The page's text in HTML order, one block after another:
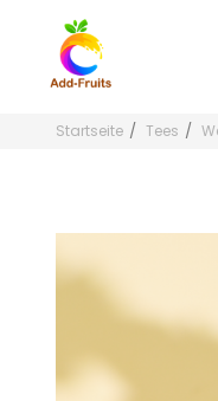
Startseite Tees